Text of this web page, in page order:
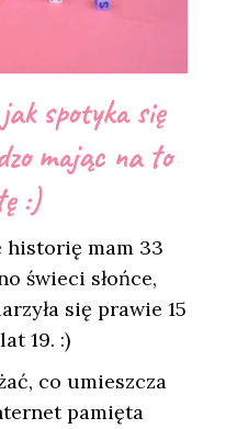
spotyka się
mając na to
:)
historię mam 33
świeci słońce,
się prawie 15
19. :)
co umieszcza
pamięta